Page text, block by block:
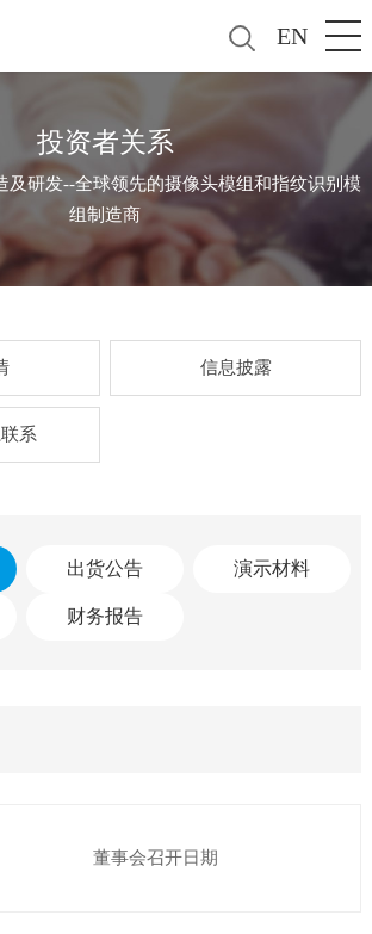
EN
投资者关系
及研发--全球领先的摄像头模组和指纹识别模
组制造商
信息披露
系
出货公告 演示材料
财务报告
董事会召开日期